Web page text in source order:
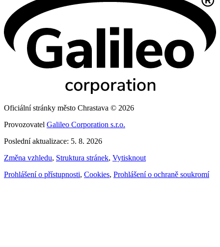
Oficiální stránky město Chrastava © 2026
Provozovatel Galileo Corporation s.r.o.
Poslední aktualizace: 5. 8. 2026
Změna vzhledu, Struktura stránek, Vytisknout
Prohlášení o přístupnosti, Cookies, Prohlášení o ochraně soukromí